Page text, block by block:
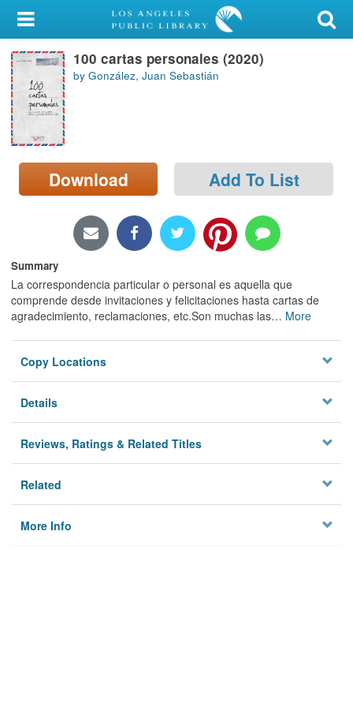
My Account
Library Card
Sign In
Search
Locations/Hours (external
page)
100 cartas personales (2020)
by González, Juan Sebastián
Download Add To List
Summary
La correspondencia particular o personal es aquella que
comprende desde invitaciones y felicitaciones hasta cartas de
agradecimiento, reclamaciones, etc.Son muchas las… More
Copy Locations
Details
Reviews, Ratings & Related Titles
Related
More Info